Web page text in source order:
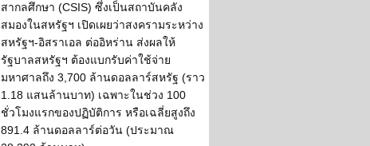
สากลศึกษา (CSIS) ซึ่งเป็นสถาบันคลัง
สมองในสหรัฐฯ เปิดเผยว่าสงครามระหว่าง
สหรัฐฯ-อิสราเอล ต่ออิหร่าน ส่งผลให้
รัฐบาลสหรัฐฯ ต้องแบกรับค่าใช้จ่าย
มหาศาลถึง 3,700 ล้านดอลลาร์สหรัฐ (ราว
1.18 แสนล้านบาท) เฉพาะในช่วง 100
ชั่วโมงแรกของปฏิบัติการ หรือเฉลี่ยสูงถึง
891.4 ล้านดอลลาร์ต่อวัน (ประมาณ